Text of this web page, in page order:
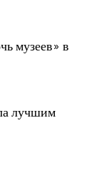
музеев» в
лучшим